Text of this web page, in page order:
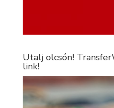
Utalj olcsón!
link!